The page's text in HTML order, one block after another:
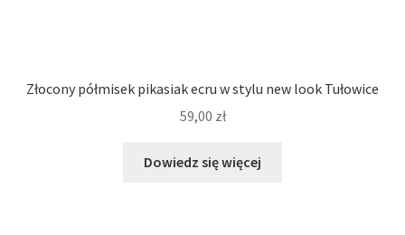
Złocony półmisek pikasiak ecru w stylu new look Tułowice
59,00 zł
Dowiedz się więcej